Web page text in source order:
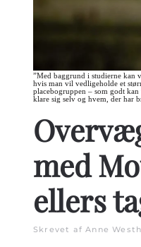
”Med baggrund i studierne kan
hvis man vil vedligeholde et
placebogruppen – som godt
klare sig selv og hvem, der har
med
ellers
Skrevet af Anne